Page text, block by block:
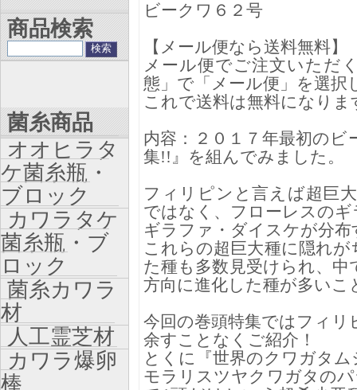
ビークワ６２号
【メール便なら送料無料】
メール便でご注文いただ
態」で「メール便」を選択
これで送料は無料になりま
内容：２０１７年最初の
集!!』を組んでみました。
フィリピンと言えば超巨
ではなく、フローレスの
ギラファ・ダイスケが分
これらの超巨大種に隠れ
た種も多数見受けられ、
方向に進化した種が多い
今回の巻頭特集ではフィ
余すことなくご紹介！
とくに『世界のクワガタ
モラリスツヤクワガタの
商品検索
菌糸商品
オオヒラタ
ケ菌糸瓶・
ブロック
カワラタケ
菌糸瓶・ブ
ロック
菌糸カワラ
材
人工霊芝材
カワラ爆卵
棒